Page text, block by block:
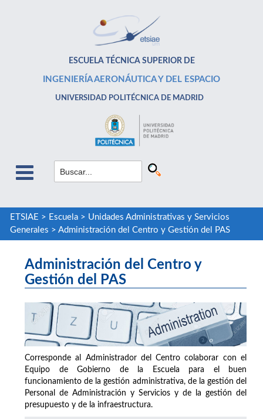
ESCUELA TÉCNICA SUPERIOR DE
INGENIERÍA AERONÁUTICA Y DEL ESPACIO
UNIVERSIDAD POLITÉCNICA DE MADRID
ETSIAE > Escuela> Unidades Administrativas y Servicios
Generales > Administración del Centro y Gestión del PAS
Administración del Centro y
Gestión del PAS
Corresponde al Administrador del Centro colaborar con el
Equipo de Gobierno de la Escuela para el buen
funcionamiento de la gestión administrativa, de la gestión del
Personal de Administración y Servicios y de la gestión del
presupuesto y de la infraestructura.